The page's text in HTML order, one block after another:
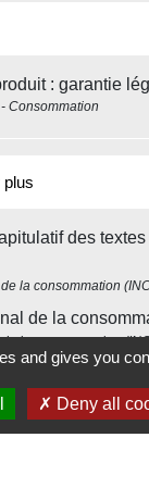
: garantie
Consommation
plus
des
la consommation
de la
la consommation
Signaler une
and gives you
Deny all